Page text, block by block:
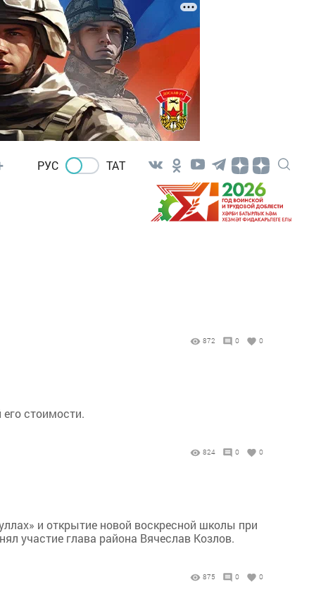
РУС ТАТ
872 0 0
стоимости.
824 0 0
и открытие новой воскресной школы при
участие глава района Вячеслав Козлов.
875 0 0